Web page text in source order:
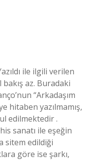
ile ilgili verilen
az. Buradaki
“Arkadaşım
hitaben yazılmamış,
edilmektedir .
sanatı ile eşeğin
sitem edildiği
göre ise şarkı,